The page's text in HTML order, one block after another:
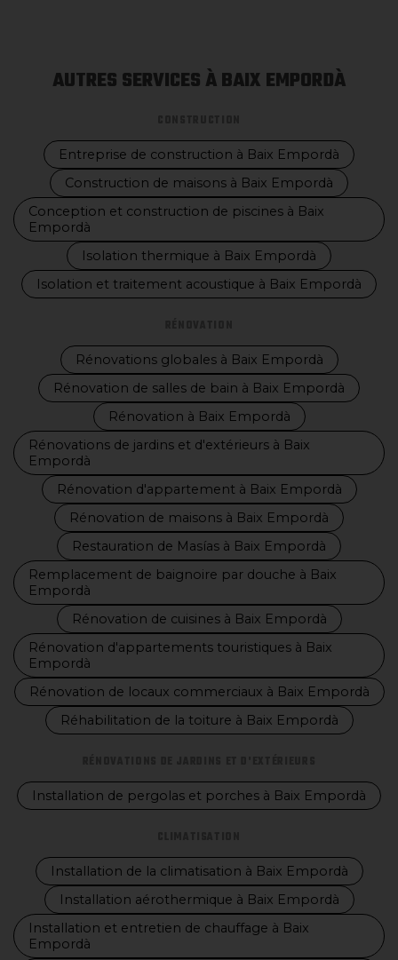
AUTRES SERVICES À BAIX EMPORDÀ
Entreprise de construction à Baix Empordà
Construction de maisons à Baix Empordà
Conception et construction de piscines à Baix
Empordà
Isolation thermique à Baix Empordà
Isolation et traitement acoustique à Baix Empordà
Rénovations globales à Baix Empordà
Rénovation de salles de bain à Baix Empordà
Rénovation à Baix Empordà
Rénovations de jardins et d'extérieurs à Baix
Empordà
Rénovation d'appartement à Baix Empordà
Rénovation de maisons à Baix Empordà
Restauration de Masías à Baix Empordà
Remplacement de baignoire par douche à Baix
Empordà
Rénovation de cuisines à Baix Empordà
Rénovation d'appartements touristiques à Baix
Empordà
Rénovation de locaux commerciaux à Baix Empordà
Réhabilitation de la toiture à Baix Empordà
Installation de pergolas et porches à Baix Empordà
Installation de la climatisation à Baix Empordà
Installation aérothermique à Baix Empordà
Installation et entretien de chauffage à Baix
Empordà